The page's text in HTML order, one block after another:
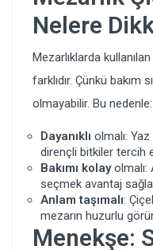
Nelere
Mezarlıklarda
farklıdır. Çünkü bakım
olmayabilir. Bu nedenle:
Dayanıklı olmalı: Yaz
dirençli bitkiler tercih
Bakımı kolayolmalı:
seçmek avantaj
Anlam taşımalı:
mezarın huzurlu
Menekşe: